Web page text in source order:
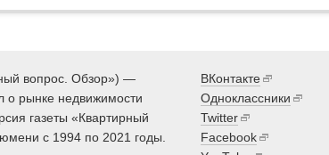
вопрос. Обзор») —
рынке недвижимости
газеты «Квартирный
с 1994 по 2021 годы.
ВКонтакте
Одноклассники
Twitter
Facebook